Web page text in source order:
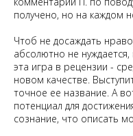
получено, но на каждом
Чтоб не досаждать
абсолютно не
эта игра в рецензии -
новом качестве.
точное ее название. А
потенциал для
сознание, что описать